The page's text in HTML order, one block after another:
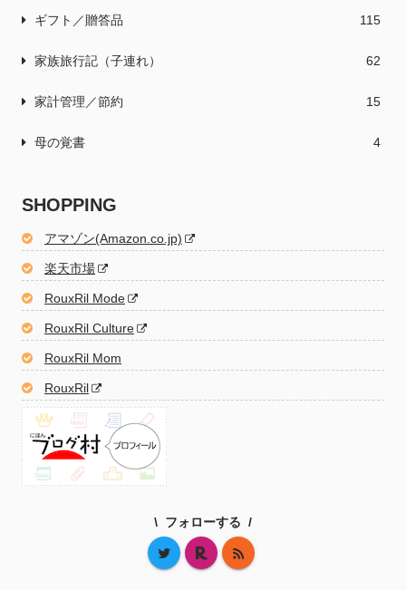
ギフト／贈答品 115
家族旅行記（子連れ） 62
家計管理／節約 15
母の覚書 4
SHOPPING
アマゾン(Amazon.co.jp)
楽天市場
RouxRil Mode
RouxRil Culture
RouxRil Mom
RouxRil
フォローする